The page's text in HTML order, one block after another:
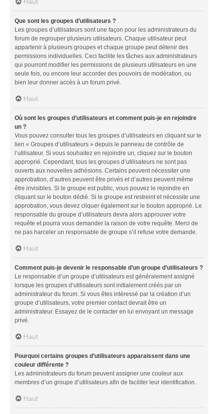
Que sont les groupes d’utilisateurs ?
Les groupes d’utilisateurs sont une façon pour les administrateurs du
forum de regrouper plusieurs utilisateurs. Chaque utilisateur peut
appartenir à plusieurs groupes et chaque groupe peut détenir des
permissions individuelles. Ceci facilite les tâches aux administrateurs
qui pourront modifier les permissions de plusieurs utilisateurs en une
seule fois, ou encore leur accorder des pouvoirs de modération, ou
bien leur donner accès à un forum privé.
Haut
Où sont les groupes d’utilisateurs et comment puis-je en rejoindre
un ?
Vous pouvez consulter tous les groupes d’utilisateurs en cliquant sur le
lien « Groupes d’utilisateurs » depuis le panneau de contrôle de
l’utilisateur. Si vous souhaitez en rejoindre un, cliquez sur le bouton
approprié. Cependant, tous les groupes d’utilisateurs ne sont pas
ouverts aux nouvelles adhésions. Certains peuvent nécessiter une
approbation, d’autres peuvent être privés et d’autres peuvent même
être invisibles. Si le groupe est public, vous pouvez le rejoindre en
cliquant sur le bouton dédié. Si le groupe est restreint et nécessite une
approbation, vous devez cliquer également sur le bouton approprié. Le
responsable du groupe d’utilisateurs devra alors approuver votre
requête et pourra vous demander la raison de votre requête. Merci de
ne pas harceler un responsable de groupe s’il refuse votre demande.
Haut
Comment puis-je devenir le responsable d’un groupe d’utilisateurs ?
Le responsable d’un groupe d’utilisateurs est généralement assigné
lorsque les groupes d’utilisateurs sont initialement créés par un
administrateur du forum. Si vous êtes intéressé par la création d’un
groupe d’utilisateurs, votre premier contact devrait être un
administrateur. Essayez de le contacter en lui envoyant un message
privé.
Haut
Pourquoi certains groupes d’utilisateurs apparaissent dans une
couleur différente ?
Les administrateurs du forum peuvent assigner une couleur aux
membres d’un groupe d’utilisateurs afin de faciliter leur identification.
Haut